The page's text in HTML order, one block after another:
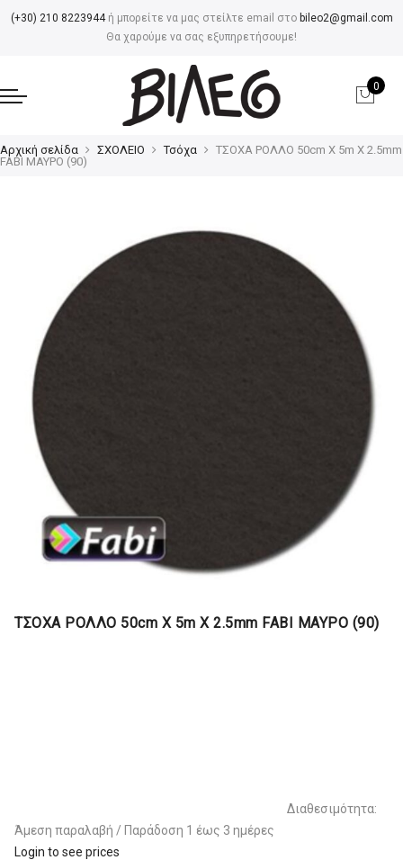
(+30) 210 8223944ή μπορείτε να μας στείλτε email στο bileo2@gmail.com
Θα χαρούμε να σας εξυπηρετήσουμε!
0
Αρχική σελίδα ΣΧΟΛΕΙΟ Τσόχα
ΤΣΟΧΑ ΡΟΛΛΟ 50cm Χ 5m X 2.5mm
FABI ΜΑΥΡΟ (90)
ΤΣΟΧΑ ΡΟΛΛΟ 50cm Χ 5m X 2.5mm FABI ΜΑΥΡΟ (90)
Διαθεσιμότητα:
Άμεση παραλαβή / Παράδoση 1 έως 3 ημέρες
Login to see prices